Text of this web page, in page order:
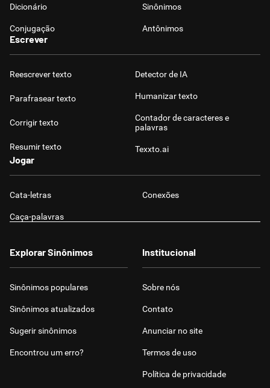
Dicionário Sinônimos
Conjugação Antônimos
Escrever
Reescrever texto
Parafrasear texto
Corrigir texto
Resumir texto
Detector de IA
Humanizar texto
Contador de caracteres e
palavras
Texxto.ai
Jogar
Cata-letras Conexões
Caça-palavras
Explorar Sinônimos
Sinônimos populares
Sinônimos atualizados
Sugerir sinônimos
Encontrou um erro?
Institucional
Sobre nós
Contato
Anunciar no site
Termos de uso
Política de privacidade